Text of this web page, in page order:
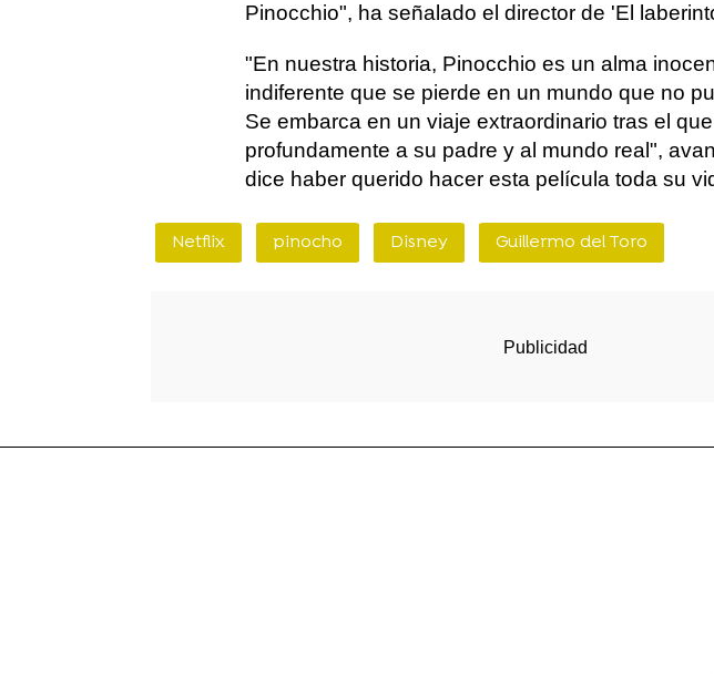
Pinocchio", ha señalado el director de 'El
"En nuestra historia, Pinocchio es un alma
indiferente que se pierde en un mundo que no
Se embarca en un viaje extraordinario tras el
profundamente a su padre y al mundo real",
dice haber querido hacer esta película toda su
Netflix pinocho Disney Guillermo del Toro